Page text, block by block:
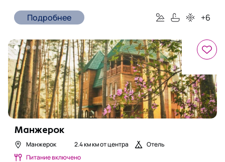
Подробнее +6
Манжерок
Манжерок 2.4 кмкм от центра
Отель
Питание включено